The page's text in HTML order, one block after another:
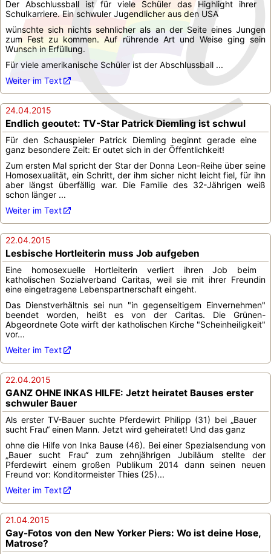
Der Abschlussball ist für viele Schüler das Highlight ihrer
Schulkarriere. Ein schwuler Jugendlicher aus den USA
wünschte sich nichts sehnlicher als an der Seite eines Jungen
zum Fest zu kommen. Auf rührende Art und Weise ging sein
Wunsch in Erfüllung.
Für viele amerikanische Schüler ist der Abschlussball ...
Weiter im Text
24.04.2015
Endlich geoutet: TV-Star Patrick Diemling ist schwul
Für den Schauspieler Patrick Diemling beginnt gerade eine
ganz besondere Zeit: Er outet sich in der Öffentlichkeit!
Zum ersten Mal spricht der Star der Donna Leon-Reihe über seine
Homosexualität, ein Schritt, der ihm sicher nicht leicht fiel, für ihn
aber längst überfällig war. Die Familie des 32-Jährigen weiß
schon länger ...
Weiter im Text
22.04.2015
Lesbische Hortleiterin muss Job aufgeben
Eine homosexuelle Hortleiterin verliert ihren Job beim
katholischen Sozialverband Caritas, weil sie mit ihrer Freundin
eine eingetragene Lebenspartnerschaft eingeht.
Das Dienstverhältnis sei nun "in gegenseitigem Einvernehmen"
beendet worden, heißt es von der Caritas. Die Grünen-
Abgeordnete Gote wirft der katholischen Kirche "Scheinheiligkeit"
vor...
Weiter im Text
22.04.2015
GANZ OHNE INKAS HILFE: Jetzt heiratet Bauses erster
schwuler Bauer
Als erster TV-Bauer suchte Pferdewirt Philipp (31) bei „Bauer
sucht Frau“ einen Mann. Jetzt wird geheiratet! Und das ganz
ohne die Hilfe von Inka Bause (46). Bei einer Spezialsendung von
„Bauer sucht Frau“ zum zehnjährigen Jubiläum stellte der
Pferdewirt einem großen Publikum 2014 dann seinen neuen
Freund vor: Konditormeister Thies (25)...
Weiter im Text
21.04.2015
Gay-Fotos von den New Yorker Piers: Wo ist deine Hose,
Matrose?